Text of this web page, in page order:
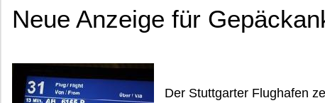
Neue Anzeige für
Der Stuttgarter Flughafen